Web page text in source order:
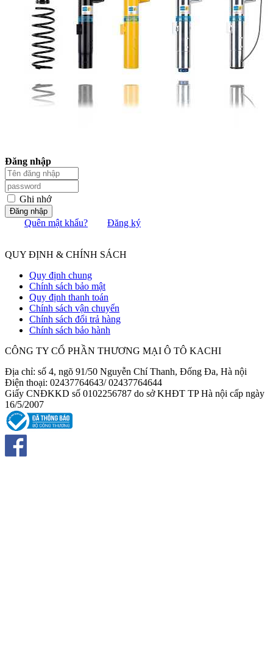
Đăng nhập
Ghi nhớ
Đăng nhập
Quên mật khẩu? Đăng ký
QUY ĐỊNH & CHÍNH SÁCH
Quy định chung
Chính sách bảo mật
Quy định thanh toán
Chính sách vận chuyển
Chính sách đổi trả hàng
Chính sách bảo hành
CÔNG TY CỔ PHẦN THƯƠNG MẠI Ô TÔ KACHI
Địa chỉ: số 4, ngõ 91/50 Nguyễn Chí Thanh, Đống Đa, Hà nội
Điện thoại: 02437764643/ 02437764644
Giấy CNĐKKD số 0102256787 do sở KHĐT TP Hà nội cấp ngày
16/5/2007